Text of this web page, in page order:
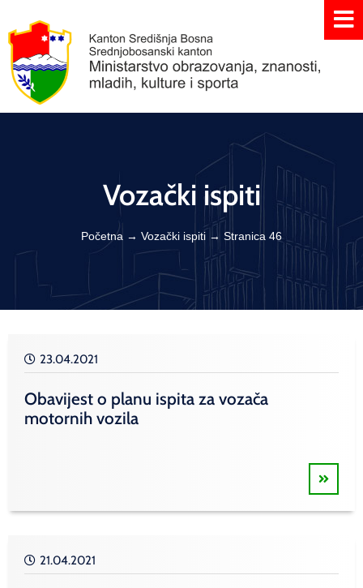
Vozački ispiti
Početna → Vozački ispiti → Stranica 46
23.04.2021
Obavijest o planu ispita za vozača
motornih vozila
21.04.2021